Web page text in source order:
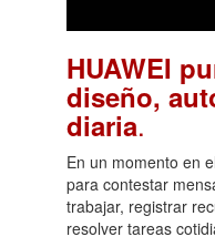
HUAWEI
diseño,
diaria.
En un momento en
para contestar
trabajar, registrar
resolver tareas